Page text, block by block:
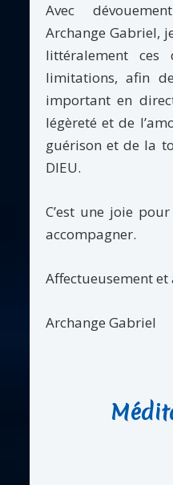
Avec
Archange Gabriel,
littéralement ces
limitations, afin
important en
légèreté et de
guérison et de la
DIEU.
C’est une joie
accompagner.
Affectueusement et
Archange Gabriel